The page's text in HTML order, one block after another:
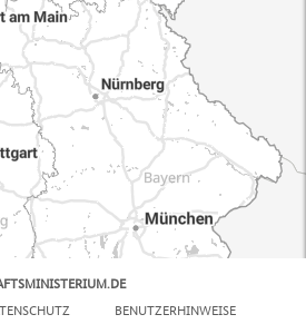
BENUTZERHINWEISE